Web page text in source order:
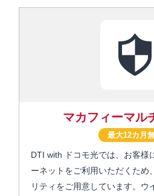
マカフィーマル
最大12カ月
DTI with ドコモ光では、お客様
ーネットをご利用いただくため
リティをご用意しています。ウ